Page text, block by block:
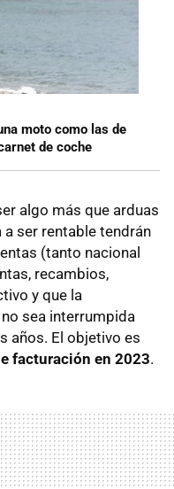
moto como las de
de coche
algo más que arduas
a ser rentable tendrán
(tanto nacional
recambios,
y que la
sea interrumpida
años. El objetivo es
facturación en 2023.